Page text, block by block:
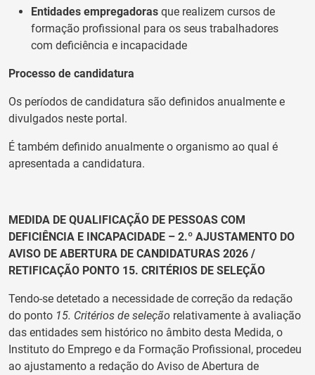
Entidades empregadoras que realizem cursos de
formação profissional para os seus trabalhadores
com deficiência e incapacidade
Processo de candidatura
Os períodos de candidatura são definidos anualmente e
divulgados neste portal.
É também definido anualmente o organismo ao qual é
apresentada a candidatura.
MEDIDA DE QUALIFICAÇÃO DE PESSOAS COM
DEFICIÊNCIA E INCAPACIDADE – 2.º AJUSTAMENTO DO
AVISO DE ABERTURA DE CANDIDATURAS 2026 /
RETIFICAÇÃO PONTO 15. CRITÉRIOS DE SELEÇÃO
Tendo-se detetado a necessidade de correção da redação
do ponto 15. Critérios de seleção relativamente à avaliação
das entidades sem histórico no âmbito desta Medida, o
Instituto do Emprego e da Formação Profissional, procedeu
ao ajustamento a redação do Aviso de Abertura de